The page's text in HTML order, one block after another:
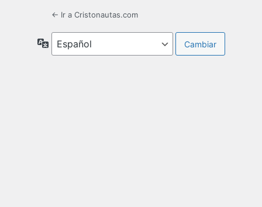
← Ir a Cristonautas.com
Idioma